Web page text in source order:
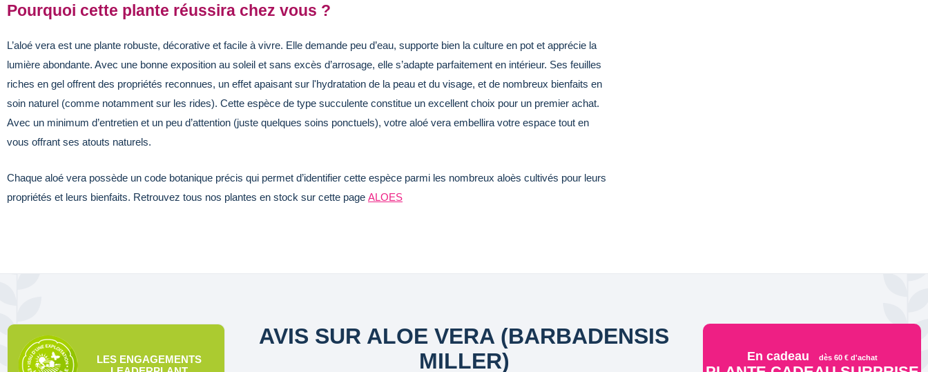
Pourquoi cette plante réussira chez vous ?
L’aloé vera est une plante robuste, décorative et facile à vivre. Elle demande peu d’eau, supporte bien la culture en pot et apprécie la
lumière abondante. Avec une bonne exposition au soleil et sans excès d’arrosage, elle s’adapte parfaitement en intérieur. Ses feuilles
riches en gel offrent des propriétés reconnues, un effet apaisant sur l'hydratation de la peau et du visage, et de nombreux bienfaits en
soin naturel (comme notamment sur les rides). Cette espèce de type succulente constitue un excellent choix pour un premier achat.
Avec un minimum d’entretien et un peu d’attention (juste quelques soins ponctuels), votre aloé vera embellira votre espace tout en
vous offrant ses atouts naturels.
Chaque aloé vera possède un code botanique précis qui permet d’identifier cette espèce parmi les nombreux aloès cultivés pour leurs
propriétés et leurs bienfaits. Retrouvez tous nos plantes en stock sur cette page ALOES
LES ENGAGEMENTS
AVIS SUR ALOE VERA (BARBADENSIS
MILLER)
En cadeau dès 60 € d'achat